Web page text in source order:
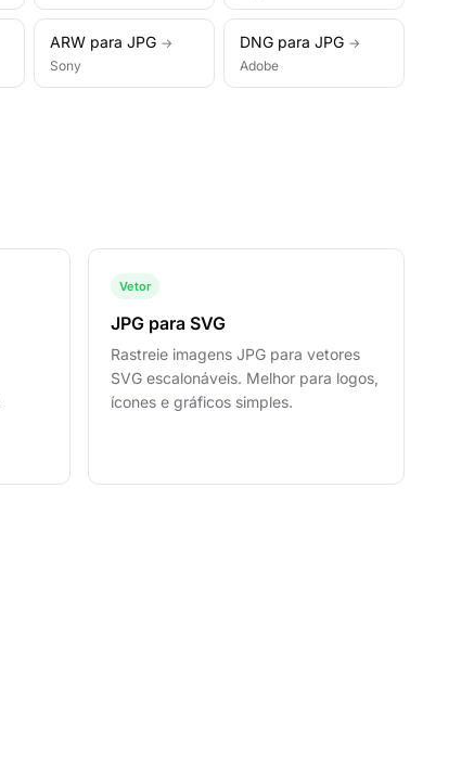
ARW para JPG →
Sony
DNG para JPG →
Adobe
Vetor
JPG para SVG
Rastreie imagens JPG para vetores
SVG escalonáveis. Melhor para logos,
ícones e gráficos simples.